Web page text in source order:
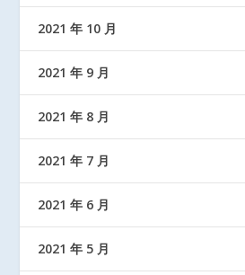
2021 年 10 月
2021 年 9 月
2021 年 8 月
2021 年 7 月
2021 年 6 月
2021 年 5 月